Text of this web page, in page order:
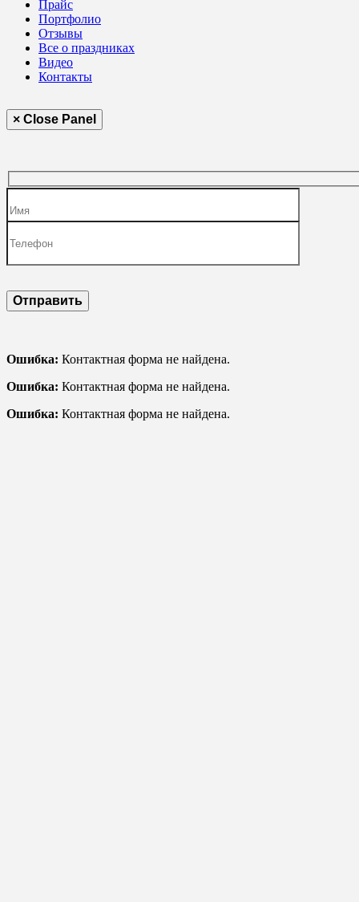
Прайс
Портфолио
Отзывы
Все о праздниках
Видео
Контакты
× Close Panel
Ошибка: Контактная форма не найдена.
Ошибка: Контактная форма не найдена.
Ошибка: Контактная форма не найдена.